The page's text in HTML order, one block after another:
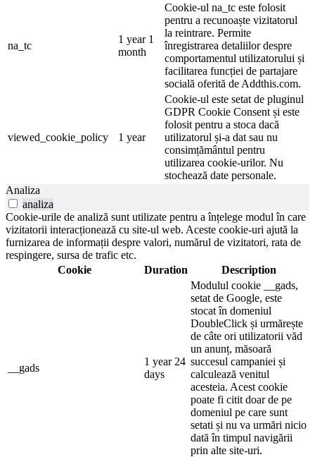
na_tc
1 year 1
month
Cookie-ul na_tc este folosit
pentru a recunoaște vizitatorul
la reintrare. Permite
înregistrarea detaliilor despre
comportamentul utilizatorului și
facilitarea funcției de partajare
socială oferită de Addthis.com.
viewed_cookie_policy 1 year
Cookie-ul este setat de pluginul
GDPR Cookie Consent și este
folosit pentru a stoca dacă
utilizatorul și-a dat sau nu
consimțământul pentru
utilizarea cookie-urilor. Nu
stochează date personale.
Analiza
analiza
Cookie-urile de analiză sunt utilizate pentru a înțelege modul în care
vizitatorii interacționează cu site-ul web. Aceste cookie-uri ajută la
furnizarea de informații despre valori, numărul de vizitatori, rata de
respingere, sursa de trafic etc.
Cookie
Duration Description
__gads
1 year 24
days
Modulul cookie __gads,
setat de Google, este
stocat în domeniul
DoubleClick și urmărește
de câte ori utilizatorii văd
un anunț, măsoară
succesul campaniei și
calculează venitul
acesteia. Acest cookie
poate fi citit doar de pe
domeniul pe care sunt
setati și nu va urmări nicio
dată în timpul navigării
prin alte site-uri.